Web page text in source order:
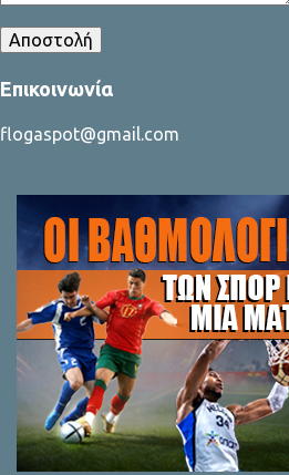
Επικοινωνία
flogaspot@gmail.com